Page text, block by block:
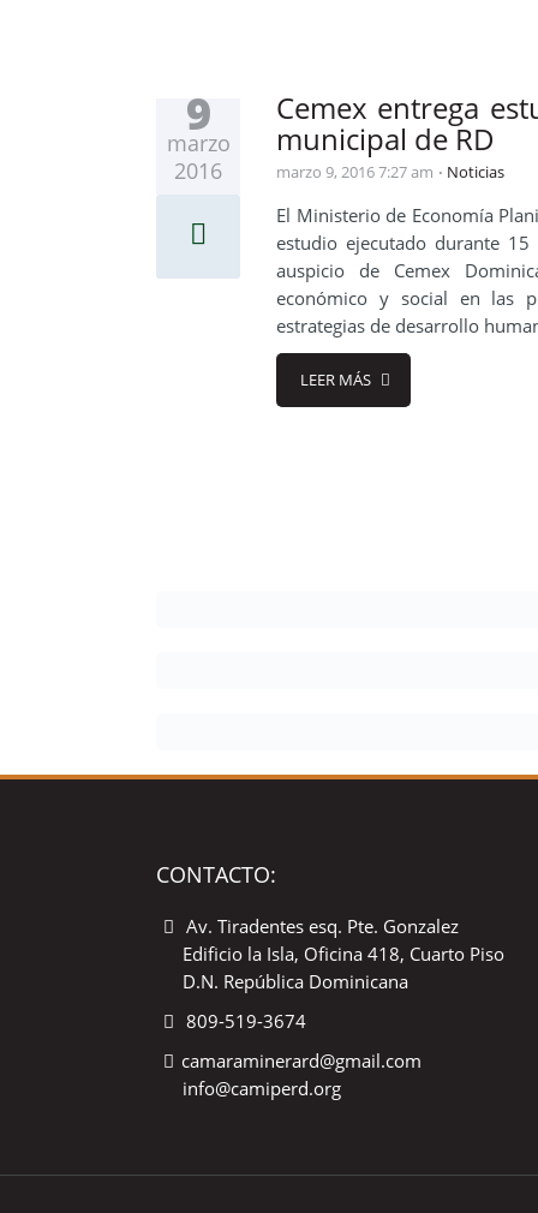
9
marzo
2016
Cemex entrega
municipal de RD
marzo 9, 2016 7:27 am Noticias
El Ministerio de Economía
estudio ejecutado durante
auspicio de Cemex
económico y social en las
estrategias de desarrollo
LEER MÁS
CONTACTO:
Av. Tiradentes esq. Pte. Gonzalez
Edificio la Isla, Oficina 418, Cuarto Piso
D.N. República Dominicana
809-519-3674
camaraminerard@gmail.com
info@camiperd.org